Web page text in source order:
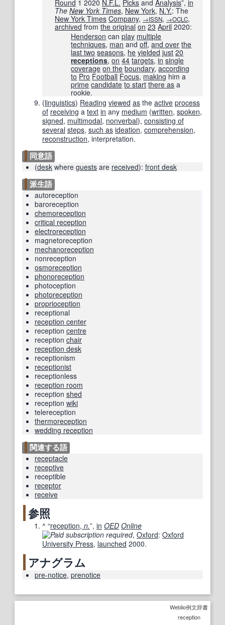
Round 1 2020 N.F.L. Picks and Analysis”, in
The New York Times‎, New York, N.Y.: The
New York Times Company, →ISSN, →OCLC,
archived from the original on 23 April 2020:
Henderson canplay multiple
techniques, man andoff,and over the
last two seasons, he yielded just 20
receptions,on 44 targets,in single
coverage on the boundary,according
to Pro Football Focus, making him a
prime candidate to start there as a
rookie.
(linguistics) Reading viewed as the active process
of receiving a text in any medium (written, spoken,
signed, multimodal, nonverbal), consisting of
several steps, such as ideation, comprehension,
reconstruction, interpretation.
同意語
(desk where guests are received): front desk
派生語
autoreception
baroreception
chemoreception
critical reception
electroreception
magnetoreception
mechanoreception
nonreception
osmoreception
phonoreception
photoception
photoreception
proprioception
receptional
reception center
reception centre
reception chair
reception desk
receptionism
receptionist
receptionless
reception room
reception shed
reception wiki
telereception
thermoreception
wedding reception
関連する語
receptacle
receptive
receptible
receptor
receive
参照
^ “reception, n.”, in OED Online
, Oxford: Oxford
University Press, launched 2000.
アナグラム
pre-notice, prenotice
Weblio例文辞書
reception